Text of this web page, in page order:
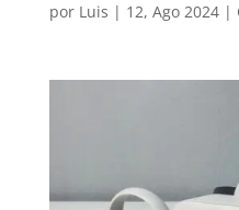
por Luis | 12, Ago 2024|